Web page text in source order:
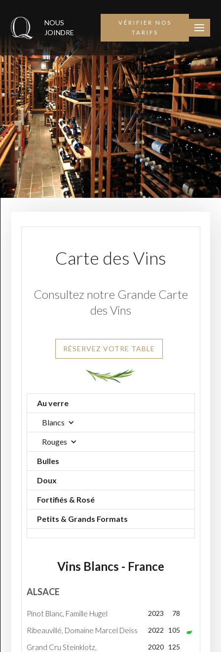
NOUS
JOINDRE
VÉRIFIER NOS
TARIFS
Carte des Vins
Consultez notre Grande Carte
des Vins
RÉSERVEZ VOTRE TABLE
Au verre
Blancs
Rouges
Bulles
Doux
Fortifiés & Rosé
Petits & Grands Formats
Vins Blancs - France
ALSACE
Pinot Blanc, Famille Hugel 2023 78
Ribeauvillé, Domaine Marcel Deiss 2022 105
Grand Cru Steinklotz,
2020 125